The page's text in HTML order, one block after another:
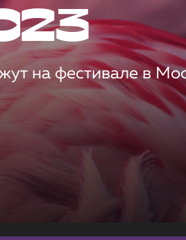
на фестивале в